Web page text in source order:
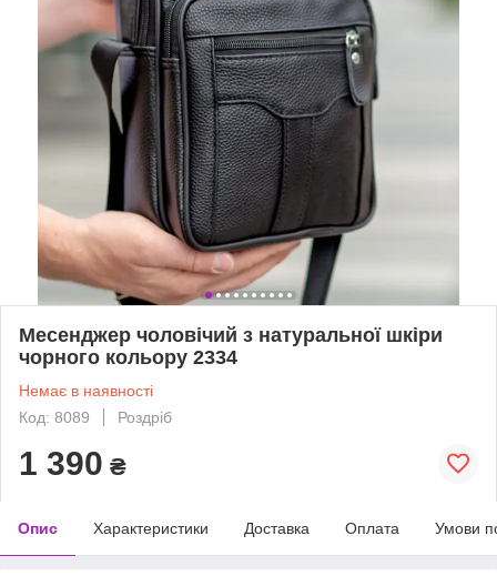
Месенджер чоловічий з натуральної шкіри
чорного кольору 2334
Немає в наявності
Код: 8089
Роздріб
1 390 ₴
Опис Характеристики Доставка Оплата Умови